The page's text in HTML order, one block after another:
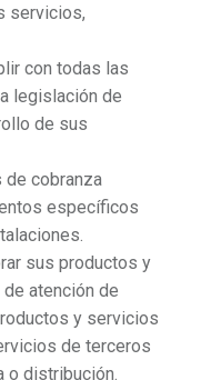
servicios,
con todas las
legislación de
de sus
de cobranza
específicos
sus productos y
atención de
y servicios
de terceros
o distribución.